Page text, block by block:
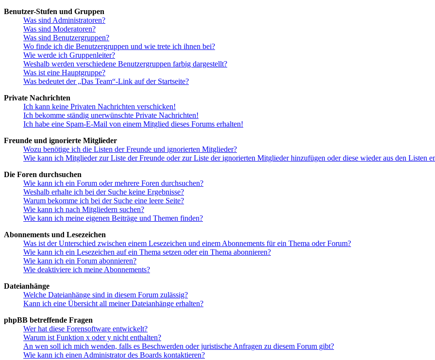
Benutzer-Stufen und Gruppen
Was sind Administratoren?
Was sind Moderatoren?
Was sind Benutzergruppen?
Wo finde ich die Benutzergruppen und wie trete ich ihnen bei?
Wie werde ich Gruppenleiter?
Weshalb werden verschiedene Benutzergruppen farbig dargestellt?
Was ist eine Hauptgruppe?
Was bedeutet der „Das Team“-Link auf der Startseite?
Private Nachrichten
Ich kann keine Privaten Nachrichten verschicken!
Ich bekomme ständig unerwünschte Private Nachrichten!
Ich habe eine Spam-E-Mail von einem Mitglied dieses Forums erhalten!
Freunde und ignorierte Mitglieder
Wozu benötige ich die Listen der Freunde und ignorierten Mitglieder?
Wie kann ich Mitglieder zur Liste der Freunde oder zur Liste der ignorierten Mitglieder hinzufügen oder diese wieder aus den Listen
Die Foren durchsuchen
Wie kann ich ein Forum oder mehrere Foren durchsuchen?
Weshalb erhalte ich bei der Suche keine Ergebnisse?
Warum bekomme ich bei der Suche eine leere Seite?
Wie kann ich nach Mitgliedern suchen?
Wie kann ich meine eigenen Beiträge und Themen finden?
Abonnements und Lesezeichen
Was ist der Unterschied zwischen einem Lesezeichen und einem Abonnements für ein Thema oder Forum?
Wie kann ich ein Lesezeichen auf ein Thema setzen oder ein Thema abonnieren?
Wie kann ich ein Forum abonnieren?
Wie deaktiviere ich meine Abonnements?
Dateianhänge
Welche Dateianhänge sind in diesem Forum zulässig?
Kann ich eine Übersicht all meiner Dateianhänge erhalten?
phpBB betreffende Fragen
Wer hat diese Forensoftware entwickelt?
Warum ist Funktion x oder y nicht enthalten?
An wen soll ich mich wenden, falls es Beschwerden oder juristische Anfragen zu diesem Forum gibt?
Wie kann ich einen Administrator des Boards kontaktieren?